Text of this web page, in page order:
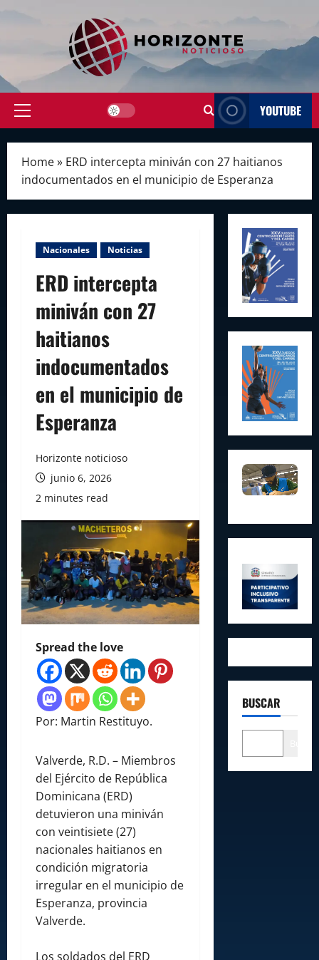
Primary
YOUTUBE
Home» ERD intercepta miniván con 27 haitianos
indocumentados en el municipio de Esperanza
Nacionales Noticias
ERD intercepta
miniván con 27
haitianos
indocumentados
en el municipio de
Esperanza
Horizonte noticioso
junio 6, 2026
2 minutes read
Spread the love
Por: Martin Restituyo.
Valverde, R.D. – Miembros
del Ejército de República
Dominicana (ERD)
detuvieron una miniván
con veintisiete (27)
nacionales haitianos en
condición migratoria
irregular en el municipio de
Esperanza, provincia
Valverde.
Los soldados del ERD
BUSCAR